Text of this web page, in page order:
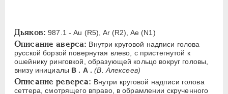
Дьяков: 987.1 - Au (R5), Ar (R2), Ae (N1)
Описание аверса: Внутри круговой надписи голова
русской борзой повернутая влево, с пристегнутой к
ошейнику ринговкой, образующей кольцо вокруг головы,
внизу инициалы В . А . (В. Алексеев)
Описание реверса: Внутри круговой надписи голова
сеттера, смотрящего вправо, в обрамлении скрученного
Русская надпись
А Б В Г Д Е З
Л
М Н О П Р С Т
У